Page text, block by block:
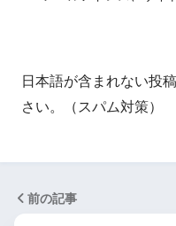
日本語が含まれない投
さい。（スパム対策）
前の記事